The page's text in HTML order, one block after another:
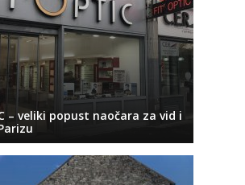
– veliki popust naočara za vid i